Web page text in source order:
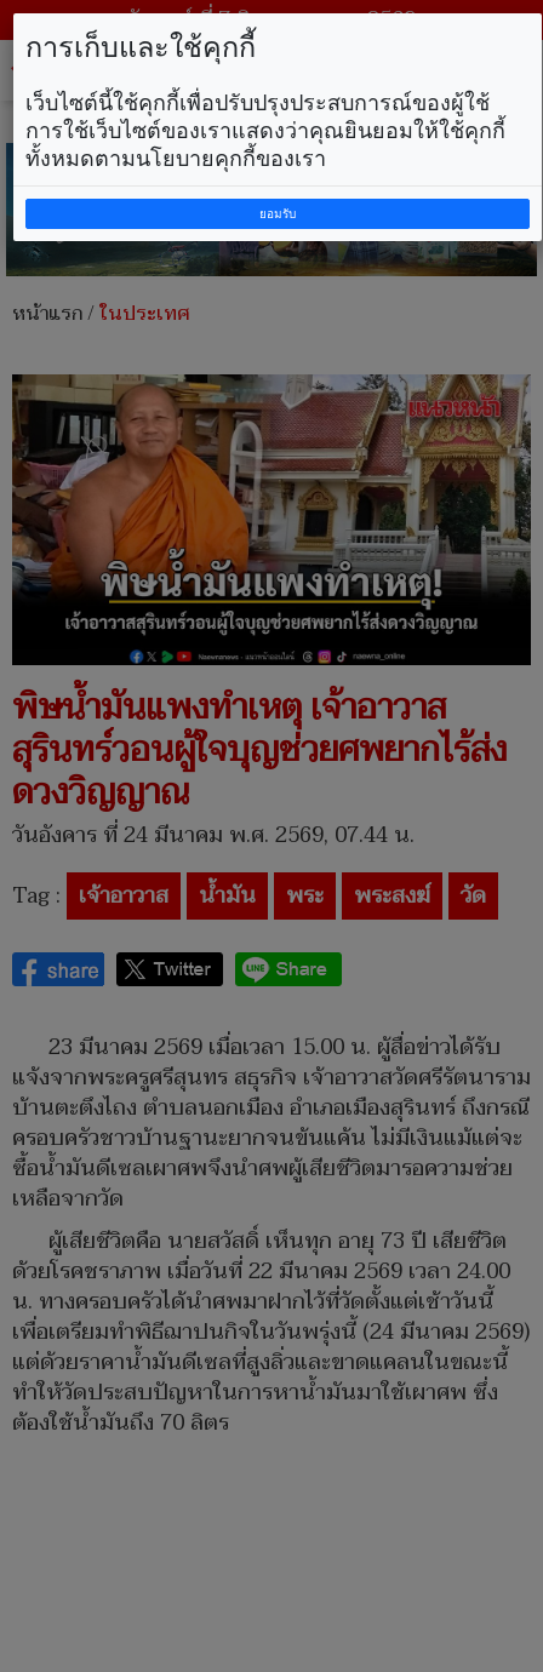
วันศุกร์ ที่ 7 สิงหาคม พ.ศ. 2569
หน้าแรก/ในประเทศ
พิษน้ำมันแพงทำเหตุ เจ้าอาวาส
สุรินทร์วอนผู้ใจบุญช่วยศพยากไร้ส่ง
ดวงวิญญาณ
วันอังคาร ที่ 24 มีนาคม พ.ศ. 2569, 07.44 น.
Tag : เจ้าอาวาส น้ำมัน พระ พระสงฆ์ วัด
23 มีนาคม 2569 เมื่อเวลา 15.00 น. ผู้สื่อข่าวได้รับ
แจ้งจากพระครูศรีสุนทร สธุรกิจ เจ้าอาวาสวัดศรีรัตนาราม
บ้านตะตึงไถง ตำบลนอกเมือง อำเภอเมืองสุรินทร์ ถึงกรณี
ครอบครัวชาวบ้านฐานะยากจนข้นแค้น ไม่มีเงินแม้แต่จะ
ซื้อน้ำมันดีเซลเผาศพจึงนำศพผู้เสียชีวิตมารอความช่วย
เหลือจากวัด
ผู้เสียชีวิตคือ นายสวัสดิ์ เห็นทุก อายุ 73 ปี เสียชีวิต
ด้วยโรคชราภาพ เมื่อวันที่ 22 มีนาคม 2569 เวลา 24.00
น. ทางครอบครัวได้นำศพมาฝากไว้ที่วัดตั้งแต่เช้าวันนี้
เพื่อเตรียมทำพิธีฌาปนกิจในวันพรุ่งนี้ (24 มีนาคม 2569)
แต่ด้วยราคาน้ำมันดีเซลที่สูงลิ่วและขาดแคลนในขณะนี้
ทำให้วัดประสบปัญหาในการหาน้ำมันมาใช้เผาศพ ซึ่ง
ต้องใช้น้ำมันถึง 70 ลิตร
การเก็บและใช้คุกกี้
เว็บไซต์นี้ใช้คุกกี้เพื่อปรับปรุงประสบการณ์ของผู้ใช้
การใช้เว็บไซต์ของเราแสดงว่าคุณยินยอมให้ใช้คุกกี้
ทั้งหมดตามนโยบายคุกกี้ของเรา
ยอมรับ